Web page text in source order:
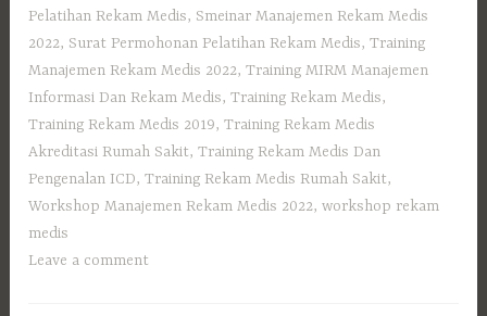
Pelatihan Rekam Medis, Smeinar Manajemen Rekam Medis
2022, Surat Permohonan Pelatihan Rekam Medis,Training
Manajemen Rekam Medis 2022,Training MIRM Manajemen
Informasi Dan Rekam Medis,Training Rekam Medis,
Training Rekam Medis 2019,Training Rekam Medis
Akreditasi Rumah Sakit,Training Rekam Medis Dan
Pengenalan ICD,Training Rekam Medis Rumah Sakit,
Workshop Manajemen Rekam Medis 2022,workshop rekam
medis
Leave a comment